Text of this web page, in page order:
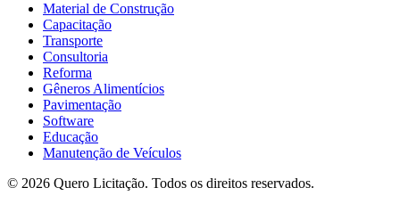
Material de Construção
Capacitação
Transporte
Consultoria
Reforma
Gêneros Alimentícios
Pavimentação
Software
Educação
Manutenção de Veículos
© 2026 Quero Licitação. Todos os direitos reservados.